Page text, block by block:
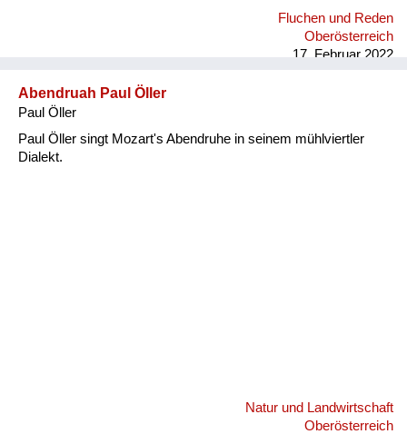
Fluchen und Reden
Oberösterreich
17. Februar 2022
Abendruah Paul Öller
Paul Öller
Paul Öller singt Mozart's Abendruhe in seinem mühlviertler
Dialekt.
Natur und Landwirtschaft
Oberösterreich